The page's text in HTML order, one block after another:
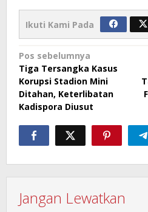
Ikuti Kami Pada
Navigasi
pos
Pos sebelumnya
Tiga Tersangka Kasus
Korupsi Stadion Mini
Ditahan, Keterlibatan
Kadispora Diusut
Jangan Lewatkan